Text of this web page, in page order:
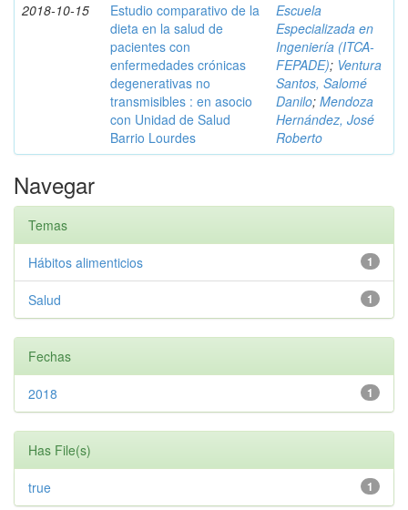
2018-10-15
Estudio comparativo de la
dieta en la salud de
pacientes con
enfermedades crónicas
degenerativas no
transmisibles : en asocio
con Unidad de Salud
Barrio Lourdes
Escuela
Especializada en
Ingeniería (ITCA-
FEPADE); Ventura
Santos, Salomé
Danilo; Mendoza
Hernández, José
Roberto
Navegar
Temas
1
Hábitos alimenticios
1
Salud
Fechas
1
2018
Has File(s)
1
true